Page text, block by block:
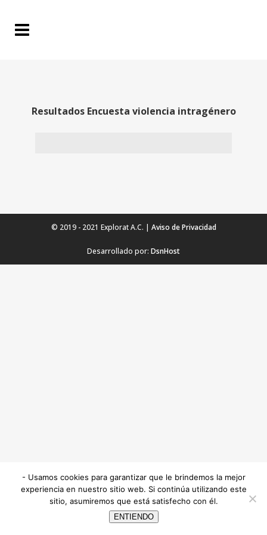
Resultados Encuesta violencia intragénero
© 2019 - 2021 Explorat A.C. | Aviso de Privacidad
Desarrollado por: DsnHost
- Usamos cookies para garantizar que le brindemos la mejor
experiencia en nuestro sitio web. Si continúa utilizando este
sitio, asumiremos que está satisfecho con él.
ENTIENDO